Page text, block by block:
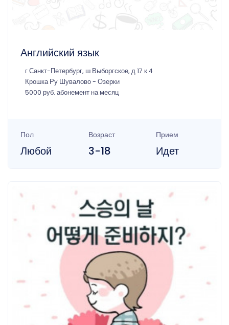
Английский язык
г Санкт-Петербург, ш Выборгское, д 17 к 4
Крошка Ру Шувалово - Озерки
5000 руб. абонемент на месяц
Пол
Любой
Возраст
3-18
Прием
Идет